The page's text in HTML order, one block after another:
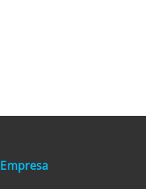
Empresa